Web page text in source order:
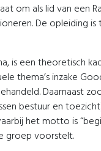
om als lid van een
De opleiding
is een theoretisch
thema’s inzake
Daarnaast
bestuur en
het motto is
groep voorstelt.